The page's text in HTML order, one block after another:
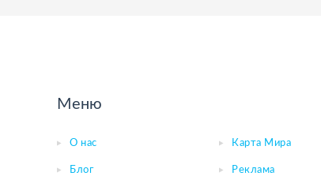
Меню
О нас Карта Мира
Блог Реклама